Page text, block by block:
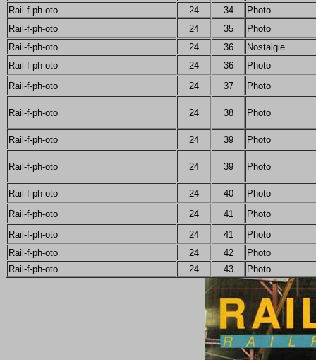
Rail-f-ph-oto
24 34
Photo
Rail-f-ph-oto
24 35
Photo
Rail-f-ph-oto
24 36
Nostalgie
Rail-f-ph-oto
24 36
Photo
Rail-f-ph-oto
24 37 Photo
Rail-f-ph-oto 24 38 Photo
Rail-f-ph-oto 24 39 Photo
Rail-f-ph-oto 24 39 Photo
Rail-f-ph-oto 24 40
Photo
Rail-f-ph-oto
24 41
Photo
Rail-f-ph-oto
24 41
Photo
Rail-f-ph-oto
24 42
Photo
Rail-f-ph-oto
24 43 Photo